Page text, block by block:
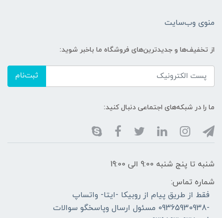
منوی وب‌سایت
از تخفیف‌ها و جدیدترین‌های فروشگاه ما باخبر شوید:
ثبت‌نام
ما را در شبکه‌های اجتماعی دنبال کنید:
شنبه تا پنج شنبه 9:00 الی 19:00
شماره تماس:
فقط از طریق پیام از روبیکا -ایتا- واتساپ
-09365930938 مسئول ارسال وپاسخگو سوالات